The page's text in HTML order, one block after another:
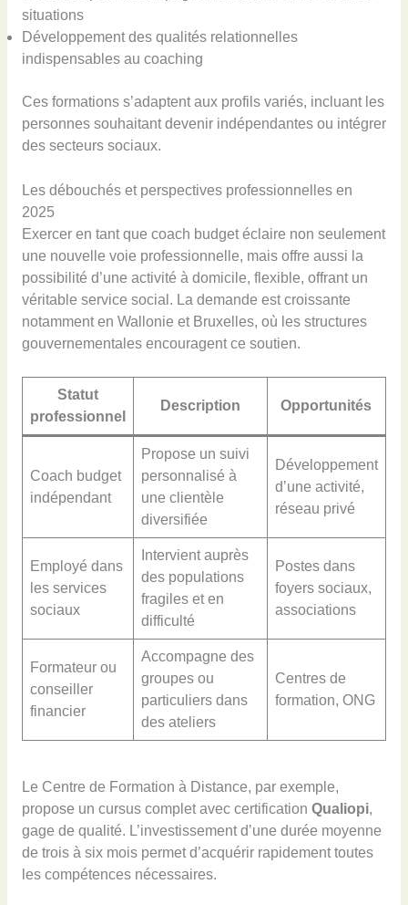
situations
Développement des qualités relationnelles
indispensables au coaching
Ces formations s’adaptent aux profils variés, incluant les
personnes souhaitant devenir indépendantes ou intégrer
des secteurs sociaux.
Les débouchés et perspectives professionnelles en
2025
Exercer en tant que coach budget éclaire non seulement
une nouvelle voie professionnelle, mais offre aussi la
possibilité d’une activité à domicile, flexible, offrant un
véritable service social. La demande est croissante
notamment en Wallonie et Bruxelles, où les structures
gouvernementales encouragent ce soutien.
Statut
professionnel
Description Opportunités
Coach budget
indépendant
Propose un suivi
personnalisé à
une clientèle
diversifiée
Développement
d’une activité,
réseau privé
Employé dans
les services
sociaux
Intervient auprès
des populations
fragiles et en
difficulté
Postes dans
foyers sociaux,
associations
Formateur ou
conseiller
financier
Accompagne des
groupes ou
particuliers dans
des ateliers
Centres de
formation, ONG
Le Centre de Formation à Distance, par exemple,
propose un cursus complet avec certification Qualiopi,
gage de qualité. L’investissement d’une durée moyenne
de trois à six mois permet d’acquérir rapidement toutes
les compétences nécessaires.